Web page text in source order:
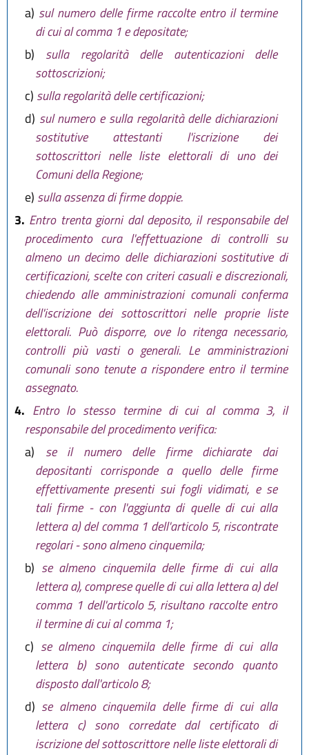
a) sul numero delle firme raccolte entro il termine
di cui al comma 1 e depositate;
b)
sulla regolarità delle autenticazioni delle
sottoscrizioni;
c) sulla regolarità delle certificazioni;
d) sul numero e sulla regolarità delle dichiarazioni
sostitutive attestanti l'iscrizione dei
sottoscrittori nelle liste elettorali di uno dei
Comuni della Regione;
e) sulla assenza di firme doppie.
3. Entro trenta giorni dal deposito, il responsabile del
procedimento cura l'effettuazione di controlli su
almeno un decimo delle dichiarazioni sostitutive di
certificazioni, scelte con criteri casuali e discrezionali,
chiedendo alle amministrazioni comunali conferma
dell'iscrizione dei sottoscrittori nelle proprie liste
elettorali. Può disporre, ove lo ritenga necessario,
controlli più vasti o generali. Le amministrazioni
comunali sono tenute a rispondere entro il termine
assegnato.
4. Entro lo stesso termine di cui al comma 3, il
responsabile del procedimento verifica:
a)
se il numero delle firme dichiarate dai
depositanti corrisponde a quello delle firme
effettivamente presenti sui fogli vidimati, e se
tali firme - con l'aggiunta di quelle di cui alla
lettera a) del comma 1 dell'articolo 5, riscontrate
regolari - sono almeno cinquemila;
b) se almeno cinquemila delle firme di cui alla
lettera a), comprese quelle di cui alla lettera a) del
comma 1 dell'articolo 5, risultano raccolte entro
il termine di cui al comma 1;
c) se almeno cinquemila delle firme di cui alla
lettera b) sono autenticate secondo quanto
disposto dall'articolo 8;
d) se almeno cinquemila delle firme di cui alla
lettera c) sono corredate dal certificato di
iscrizione del sottoscrittore nelle liste elettorali di